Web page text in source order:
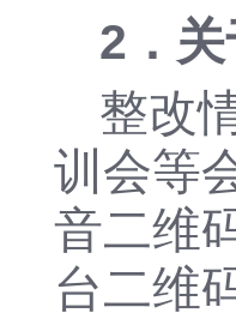
2．关
整改
训会等
音二维
台二维